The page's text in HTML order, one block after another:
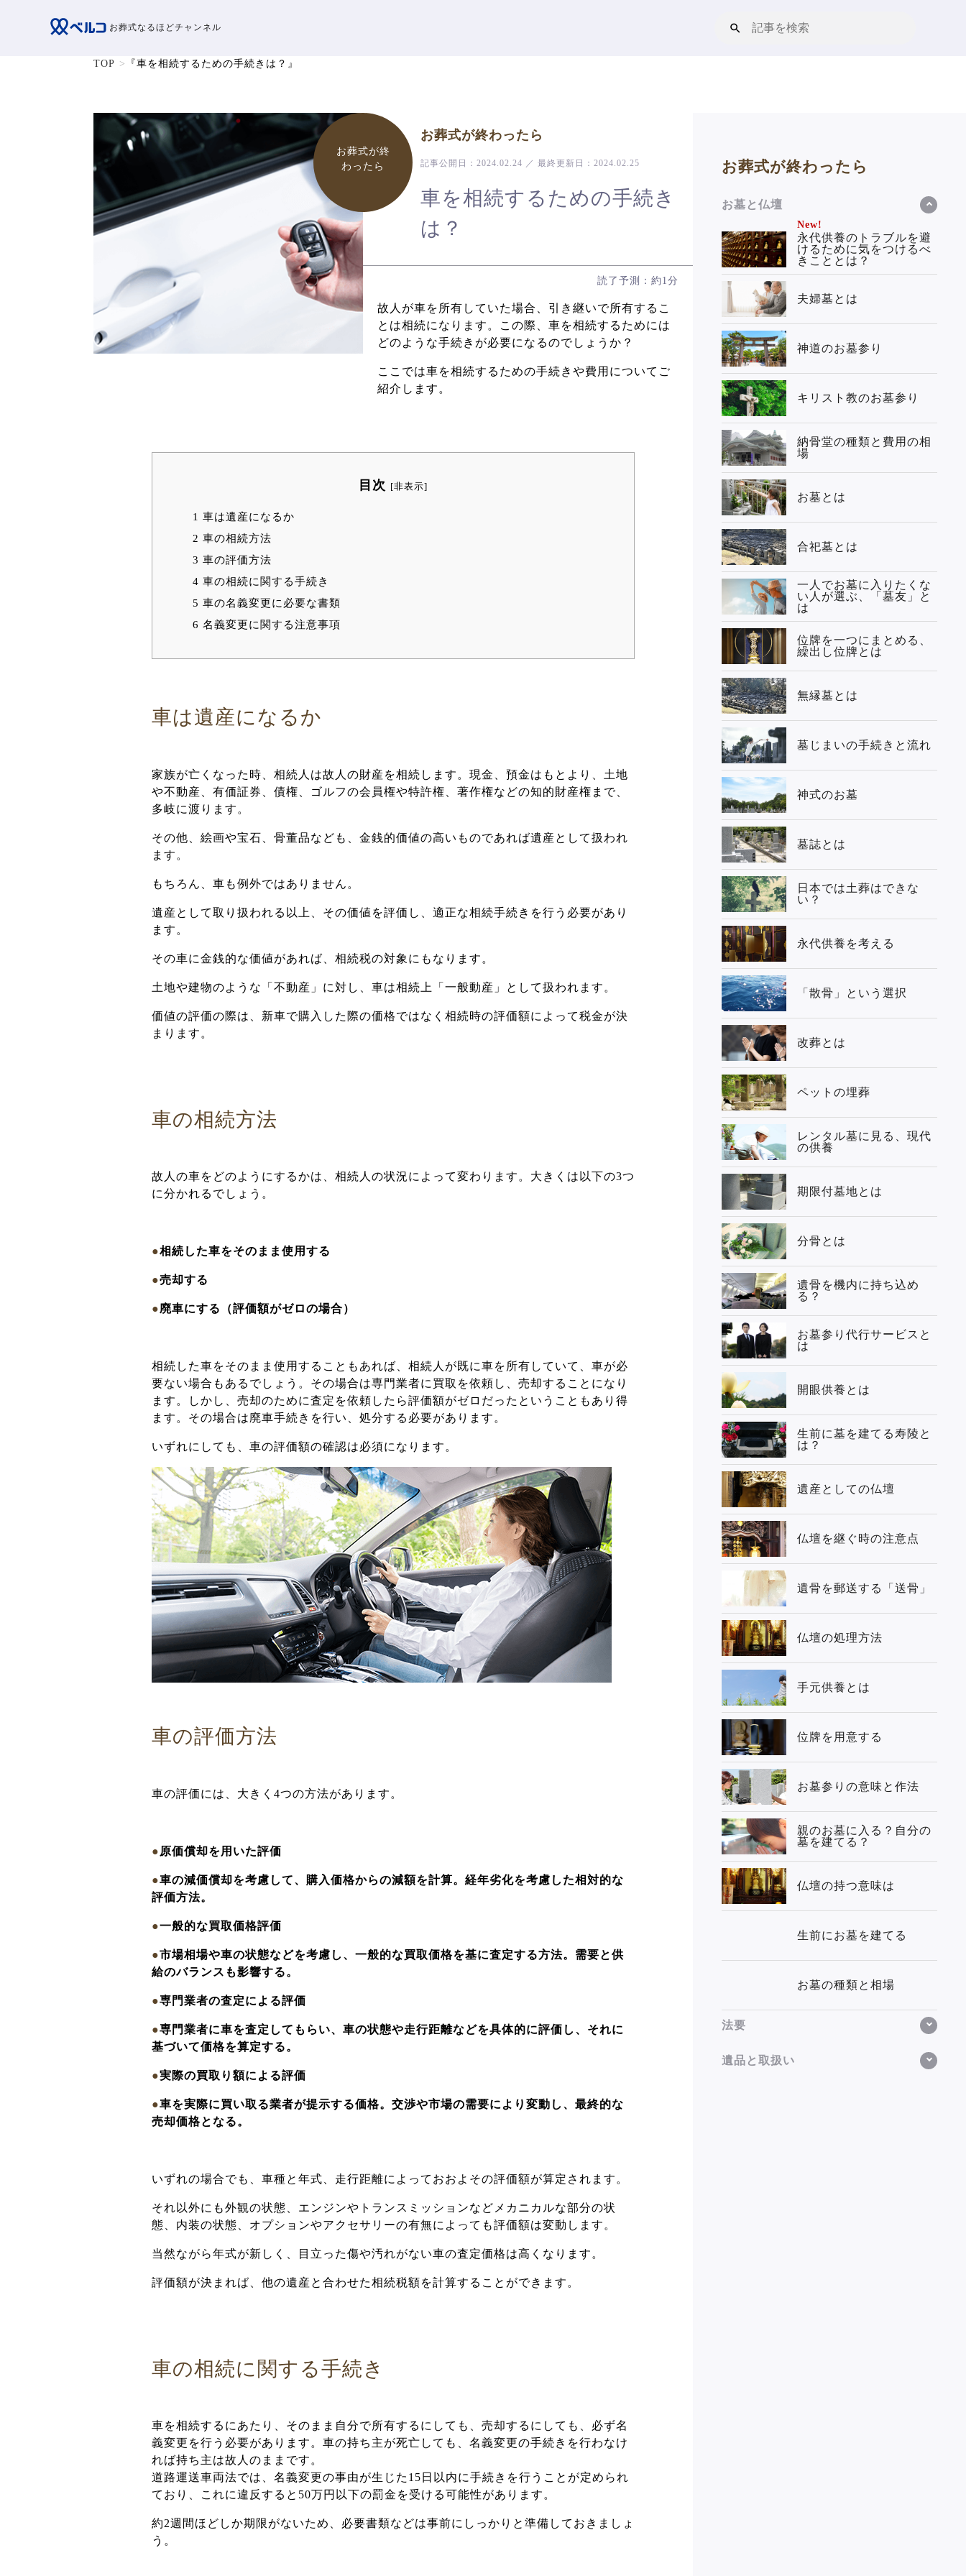
お葬式なるほどチャンネル
TOP 『車を相続するための手続きは？』
お葬式が終
わったら
お葬式が終わったら
記事公開日：2024.02.24 ／ 最終更新日：2024.02.25
車を相続するための手続き
は？
読了予測：約1分
故人が車を所有していた場合、引き継いで所有するこ
とは相続になります。この際、車を相続するためには
どのような手続きが必要になるのでしょうか？
ここでは車を相続するための手続きや費用についてご
紹介します。
目次 [非表示]
1 車は遺産になるか
2 車の相続方法
3 車の評価方法
4 車の相続に関する手続き
5 車の名義変更に必要な書類
6 名義変更に関する注意事項
車は遺産になるか
家族が亡くなった時、相続人は故人の財産を相続します。現金、預金はもとより、土地
や不動産、有価証券、債権、ゴルフの会員権や特許権、著作権などの知的財産権まで、
多岐に渡ります。
その他、絵画や宝石、骨董品なども、金銭的価値の高いものであれば遺産として扱われ
ます。
もちろん、車も例外ではありません。
遺産として取り扱われる以上、その価値を評価し、適正な相続手続きを行う必要があり
ます。
その車に金銭的な価値があれば、相続税の対象にもなります。
土地や建物のような「不動産」に対し、車は相続上「一般動産」として扱われます。
価値の評価の際は、新車で購入した際の価格ではなく相続時の評価額によって税金が決
まります。
車の相続方法
故人の車をどのようにするかは、相続人の状況によって変わります。大きくは以下の3つ
に分かれるでしょう。
●相続した車をそのまま使用する
●売却する
●廃車にする（評価額がゼロの場合）
相続した車をそのまま使用することもあれば、相続人が既に車を所有していて、車が必
要ない場合もあるでしょう。その場合は専門業者に買取を依頼し、売却することになり
ます。しかし、売却のために査定を依頼したら評価額がゼロだったということもあり得
ます。その場合は廃車手続きを行い、処分する必要があります。
いずれにしても、車の評価額の確認は必須になります。
車の評価方法
車の評価には、大きく4つの方法があります。
● 原価償却を用いた評価
●車の減価償却を考慮して、購入価格からの減額を計算。経年劣化を考慮した相対的な
評価方法。
●一般的な買取価格評価
●市場相場や車の状態などを考慮し、一般的な買取価格を基に査定する方法。需要と供
給のバランスも影響する。
●専門業者の査定による評価
●専門業者に車を査定してもらい、車の状態や走行距離などを具体的に評価し、それに
基づいて価格を算定する。
●実際の買取り額による評価
●車を実際に買い取る業者が提示する価格。交渉や市場の需要により変動し、最終的な
売却価格となる。
いずれの場合でも、車種と年式、走行距離によっておおよその評価額が算定されます。
それ以外にも外観の状態、エンジンやトランスミッションなどメカニカルな部分の状
態、内装の状態、オプションやアクセサリーの有無によっても評価額は変動します。
当然ながら年式が新しく、目立った傷や汚れがない車の査定価格は高くなります。
評価額が決まれば、他の遺産と合わせた相続税額を計算することができます。
車の相続に関する手続き
車を相続するにあたり、そのまま自分で所有するにしても、売却するにしても、必ず名
義変更を行う必要があります。車の持ち主が死亡しても、名義変更の手続きを行わなけ
れば持ち主は故人のままです。
道路運送車両法では、名義変更の事由が生じた15日以内に手続きを行うことが定められ
ており、これに違反すると50万円以下の罰金を受ける可能性があります。
約2週間ほどしか期限がないため、必要書類などは事前にしっかりと準備しておきましょ
う。
お葬式が終わったら
お墓と仏壇
New!
永代供養のトラブルを避
けるために気をつけるべ
きこととは？
夫婦墓とは
神道のお墓参り
キリスト教のお墓参り
納骨堂の種類と費用の相
場
お墓とは
合祀墓とは
一人でお墓に入りたくな
い人が選ぶ、「墓友」と
は
位牌を一つにまとめる、
繰出し位牌とは
無縁墓とは
墓じまいの手続きと流れ
神式のお墓
墓誌とは
日本では土葬はできな
い？
永代供養を考える
「散骨」という選択
改葬とは
ペットの埋葬
レンタル墓に見る、現代
の供養
期限付墓地とは
分骨とは
遺骨を機内に持ち込め
る？
お墓参り代行サービスと
は
開眼供養とは
生前に墓を建てる寿陵と
は？
遺産としての仏壇
仏壇を継ぐ時の注意点
遺骨を郵送する「送骨」
仏壇の処理方法
手元供養とは
位牌を用意する
お墓参りの意味と作法
親のお墓に入る？自分の
墓を建てる？
仏壇の持つ意味は
生前にお墓を建てる
お墓の種類と相場
法要
遺品と取扱い